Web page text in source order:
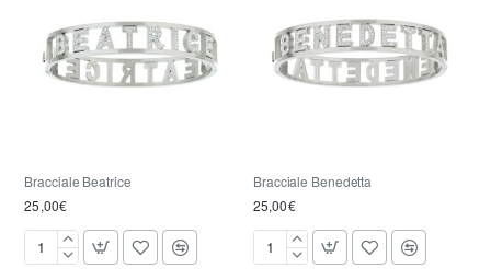
Bracciale Beatrice
25,00€
Bracciale
Bracciale Benedetta
25,00€
Bracciale